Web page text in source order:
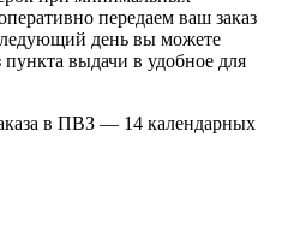
передаем ваш заказ
день вы можете
пункта выдачи в удобное для
в ПВЗ — 14 календарных